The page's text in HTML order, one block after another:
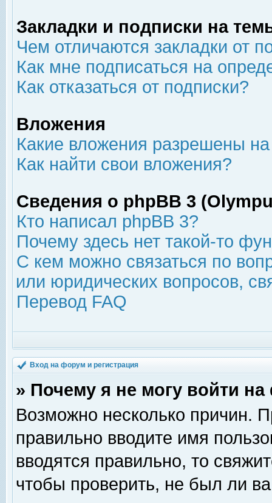
Закладки и подписки на
Чем отличаются закладки от
Как мне подписаться на
Как отказаться от подписки?
Вложения
Какие вложения разрешены
Как найти свои вложения?
Сведения о phpBB 3
Кто написал phpBB 3?
Почему здесь нет такой-то
С кем можно связаться по
или юридических вопросов,
Перевод FAQ
Вход на форум и регистрация
» Почему я не могу войти
Возможно несколько причин.
правильно вводите имя
вводятся правильно, то
чтобы проверить, не был ли